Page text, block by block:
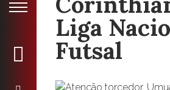
Liga
Futsal